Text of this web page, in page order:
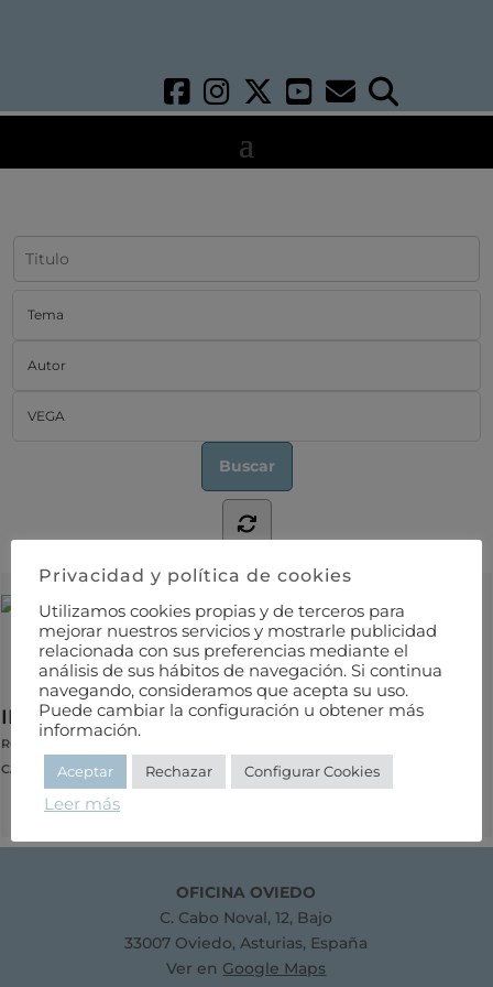
INSPECCION Y CONTROL DE OBRAS CIVILES
ROBERTO CENTENO WERNER
CALIDAD
OFICINA OVIEDO
C. Cabo Noval, 12, Bajo
33007 Oviedo, Asturias, España
Ver en Google Maps
Privacidad y política de cookies
Utilizamos cookies propias y de terceros para
mejorar nuestros servicios y mostrarle publicidad
relacionada con sus preferencias mediante el
análisis de sus hábitos de navegación. Si continua
navegando, consideramos que acepta su uso.
Puede cambiar la configuración u obtener más
información.
Aceptar Rechazar Configurar Cookies
Leer más